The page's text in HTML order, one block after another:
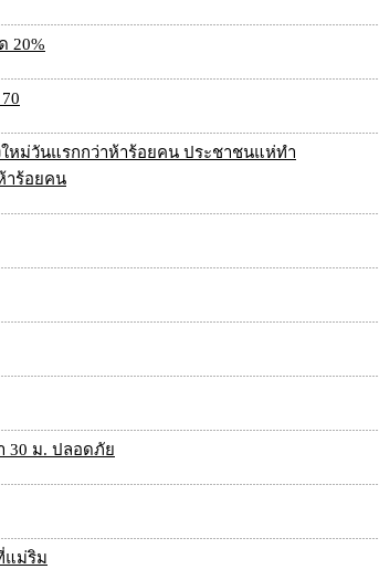
20%
หม่วันแรกกว่าห้าร้อยคน ประชาชนแห่ทำ
าร้อยคน
30 ม. ปลอดภัย
แม่ริม